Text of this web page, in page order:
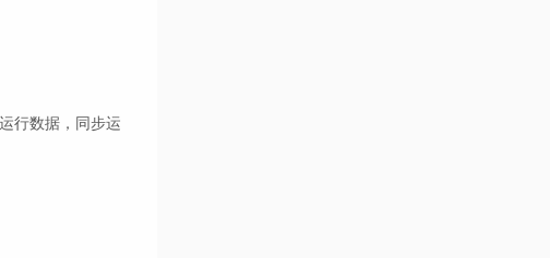
行数据，同步运